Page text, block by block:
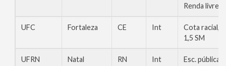
Renda livre
UFC Fortaleza CE Int
Cota racial,
1,5 SM
UFRN Natal RN Int
Esc. pública,